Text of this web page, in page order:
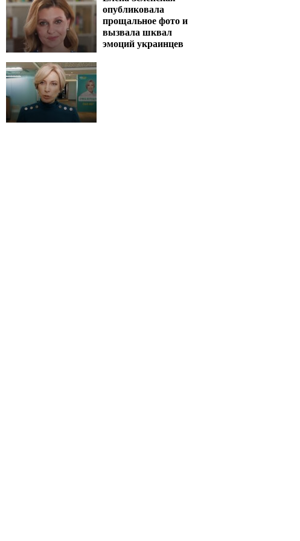
опубликовала
прощальное фото и
вызвала шквал
эмоций украинцев